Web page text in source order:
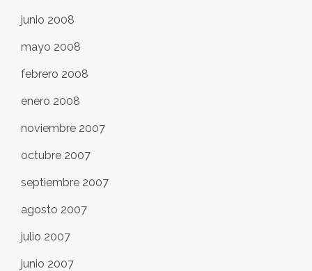
junio 2008
mayo 2008
febrero 2008
enero 2008
noviembre 2007
octubre 2007
septiembre 2007
agosto 2007
julio 2007
junio 2007